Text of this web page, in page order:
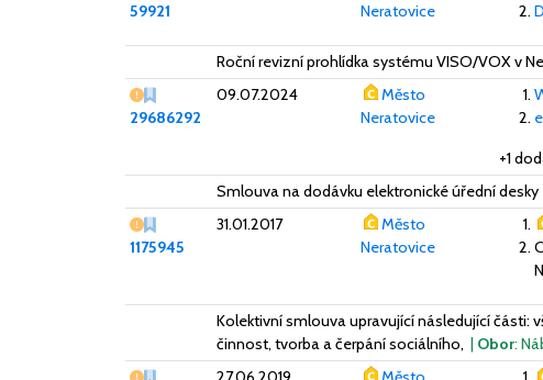
59921
Neratovice
Roční revizní prohlídka systému VISO/VOX v
Vážný nedostatek
29686292
09.07.2024
Město
Neratovice
+1
Smlouva na dodávku elektronické úřední
Vážný nedostatek
1175945
31.01.2017
Město
Neratovice
Kolektivní smlouva upravující následující části:
činnost, tvorba a čerpání sociálního, | Obor:
Vážný nedostatek